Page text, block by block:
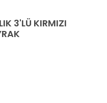
3'LÜ KIRMIZI